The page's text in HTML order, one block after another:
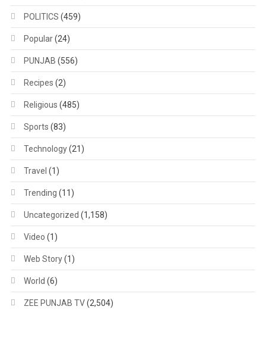
POLITICS (459)
Popular(24)
PUNJAB (556)
Recipes (2)
Religious (485)
Sports (83)
Technology(21)
Travel (1)
Trending (11)
Uncategorized (1,158)
Video (1)
Web Story(1)
World (6)
ZEE PUNJAB TV(2,504)